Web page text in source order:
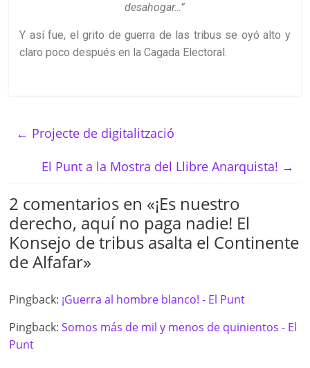
desahogar…”
Y así fue, el grito de guerra de las tribus se oyó alto y
claro poco después en la Cagada Electoral.
← Projecte de digitalització
El Punt a la Mostra del Llibre Anarquista! →
2 comentarios en «¡Es nuestro
derecho, aquí no paga nadie! El
Konsejo de tribus asalta el Continente
de Alfafar»
Pingback: ¡Guerra al hombre blanco! - El Punt
Pingback:Somos más de mil y menos de quinientos - El
Punt